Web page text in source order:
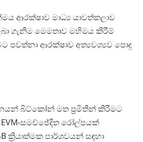
ආරක්ෂාව මාධ්‍ය යාවත්කලාව
ගැනීම මෙමතාව මහිමය කිරීම්
පවත්නා ආරක්ෂාව අත්‍යවශ්‍යව පොදු
බිට්කෝන් මත ප්‍රමිතීන් කිරීමට
සමච්ඡේදිත රෝල්පයක්
ක්‍රියාත්මක පාර්ශවයන් සඳහා